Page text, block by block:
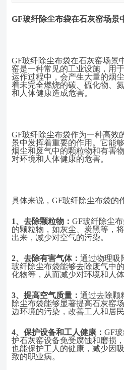
GF玻纤除尘布袋在石灰窑场景
GF玻纤除尘布袋在石灰窑场景
窑是一种常见的工业设施，用
运作过程中，会产生大量的烟
着未完全燃烧的碳、硫化物、
和人体健康造成危害。
GF玻纤除尘布袋作为一种高效
景中发挥着重要的作用。它能
烟尘和废气中的颗粒物和有害
对环境和人体健康的危害。
具体来说，GF玻纤除尘布袋的
1、去除颗粒物：GF玻纤除尘
的颗粒物，如灰尘、炭黑等，
出来，减少对空气的污染。
2、去除有害气体：通过物理吸
玻纤除尘布袋能够去除废气中
化物等，从而减少对环境和人
3、提高空气质量：通过去除颗
除尘布袋能够显著提高石灰窑
边环境的污染，改善工人和居
4、保护设备和工人健康：GF
护石灰窑设备免受腐蚀和磨损
也能保护工人的健康，减少因
致的职业病。